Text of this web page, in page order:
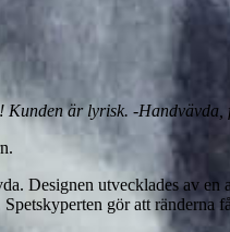
är lyrisk. -
Designen utvecklades av
gör att ränderna